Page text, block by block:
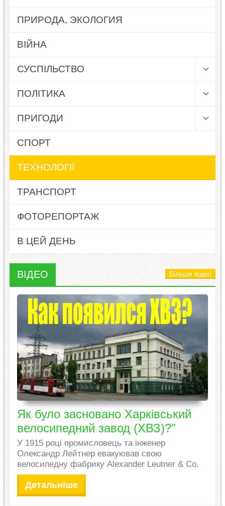
ПРИРОДА, ЭКОЛОГИЯ
ВІЙНА
СУСПІЛЬСТВО
ПОЛІТИКА
ПРИГОДИ
СПОРТ
ТЕХНОЛОГІЇ
ТРАНСПОРТ
ФОТОРЕПОРТАЖ
В ЦЕЙ ДЕНЬ
ВІДЕО Більше відео
Як було засновано Харківський
велосипедний завод (ХВЗ)?"
У 1915 році промисловець та інженер
Олександр Лейтнер евакуював свою
велосипедну фабрику Alexander Leutner & Co.
Детальніше